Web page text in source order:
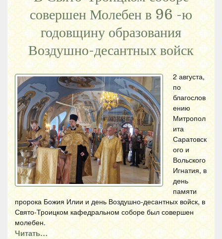
совершен Молебен в 96 -ю
годовщину образования
Воздушно-десантных войск
2 августа,
по
благослов
ению
Митропол
ита
Саратовск
ого и
Вольского
Игнатия, в
день
памяти
пророка Божия Илии и день Воздушно-десантных войск, в
Свято-Троицком кафедральном соборе был совершен
молебен.
Читать…